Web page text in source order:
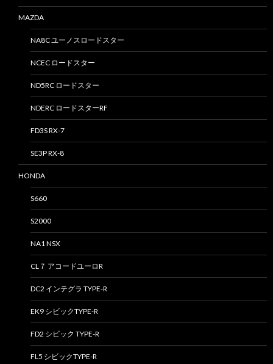
MAZDA
NA8C ユーノスロードスター
NCEC ロードスター
ND5RC ロードスター
NDERC ロードスターRF
FD3S RX-7
SE3P RX-8
HONDA
S660
S2000
NA1 NSX
CL７ アコードユーロR
DC2 インテグラ TYPE-R
EK9 シビックTYPE-R
FD2 シビック TYPE-R
FL5 シビックTYPE-R